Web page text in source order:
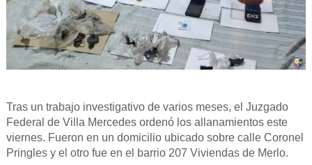
Tras un trabajo investigativo de varios meses, el Juzgado
Federal de Villa Mercedes ordenó los allanamientos este
viernes. Fueron en un domicilio ubicado sobre calle Coronel
Pringles y el otro fue en el barrio 207 Viviendas de Merlo.